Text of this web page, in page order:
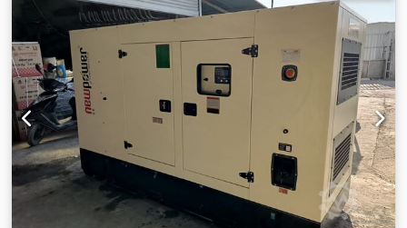
ーチャージャー、プレヒーター含む Comap AMF8コントロー
ル、Genaratorメイン電源付き 自動切替スイッチを除く FIプロ
テクション